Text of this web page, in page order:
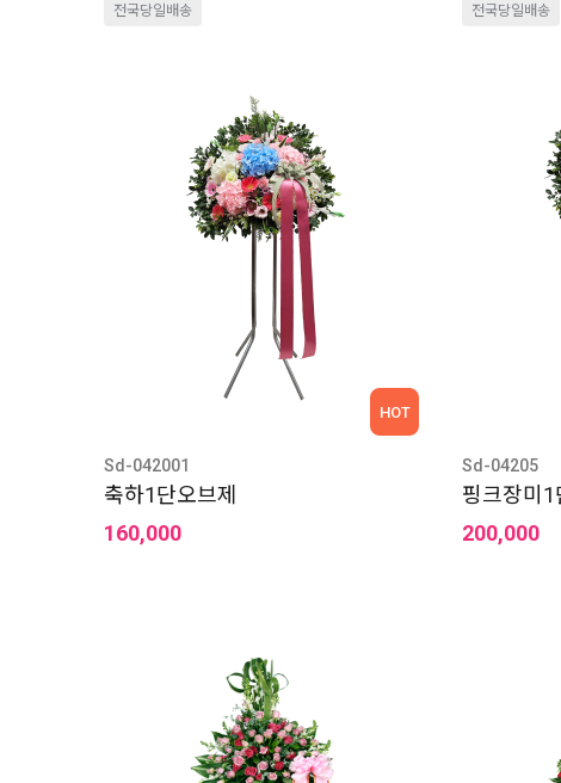
전국당일배송 전국당일배송
HOT
Sd-042001
축하1단오브제
160,000
Sd-04205
핑크장미1
200,000